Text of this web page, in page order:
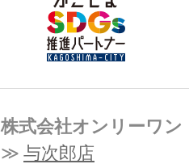
株式会社オンリーワン
与次郎店